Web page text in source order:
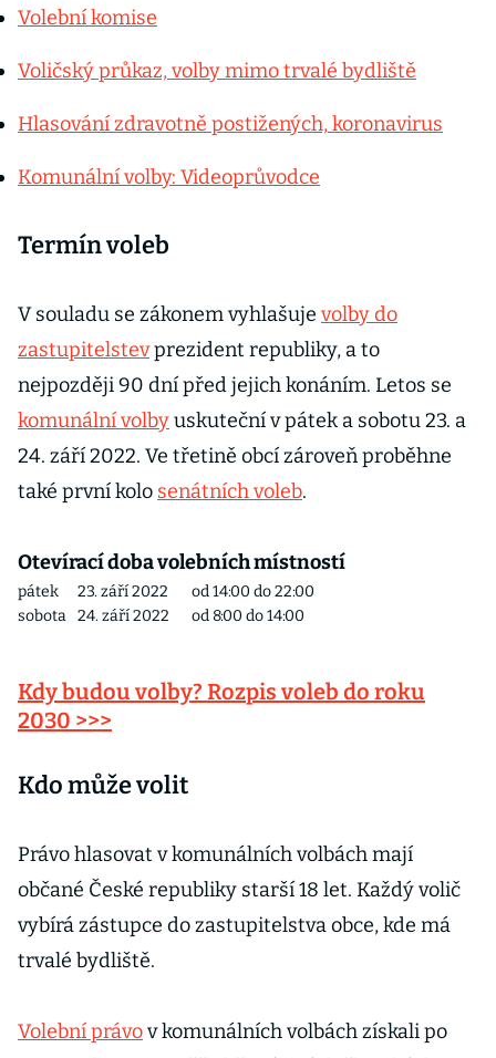
Volební komise
Voličský průkaz, volby mimo trvalé bydliště
Hlasování zdravotně postižených, koronavirus
Komunální volby: Videoprůvodce
Termín voleb
V souladu se zákonem vyhlašuje volby do
zastupitelstevprezident republiky, a to
nejpozději 90 dní před jejich konáním. Letos se
komunální volbyuskuteční v pátek a sobotu 23. a
24. září 2022. Ve třetině obcí zároveň proběhne
také první kolo senátních voleb.
Otevírací doba volebních místností
pátek 23. září 2022
od 14:00 do 22:00
sobota 24. září 2022 od 8:00 do 14:00
Kdy budou volby? Rozpis voleb do roku
2030 >>>
Kdo může volit
Právo hlasovat v komunálních volbách mají
občané České republiky starší 18 let. Každý volič
vybírá zástupce do zastupitelstva obce, kde má
trvalé bydliště.
Volební právov komunálních volbách získali po